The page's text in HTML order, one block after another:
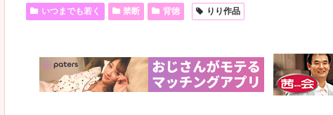
いつまでも若く 禁断 背徳 りり作品